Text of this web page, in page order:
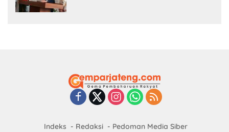
Indeks Redaksi Pedoman Media Siber